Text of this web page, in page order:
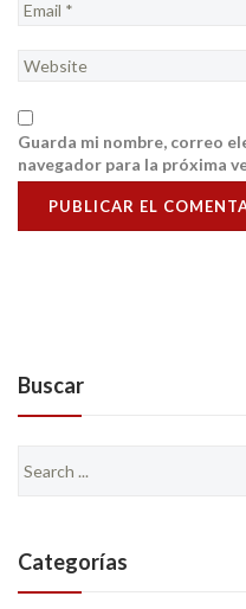
Guarda mi nombre, correo
navegador para la próxima
Buscar
for:
Categorías